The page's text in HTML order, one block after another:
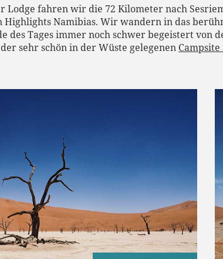
Lodge fahren wir die 72 Kilometer nach
Highlights Namibias. Wir wandern in das
des Tages immer noch schwer begeistert
sehr schön in der Wüste gelegenen Campsite